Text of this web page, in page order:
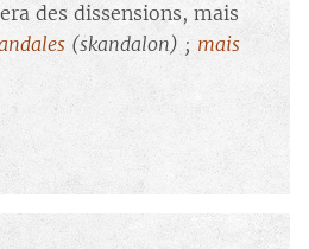
des dissensions, mais
(skandalon) ; mais